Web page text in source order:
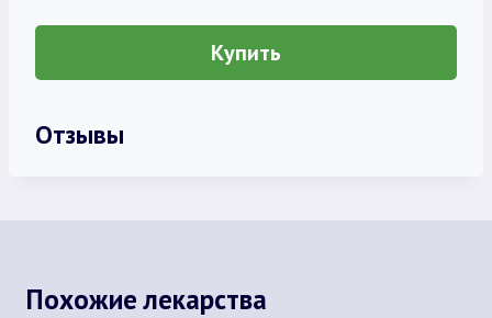
Купить
Отзывы
Похожие лекарства